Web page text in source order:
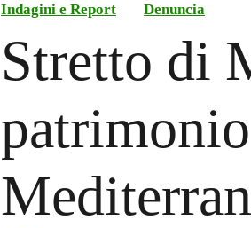
Indagini e Report Denuncia
Stretto di